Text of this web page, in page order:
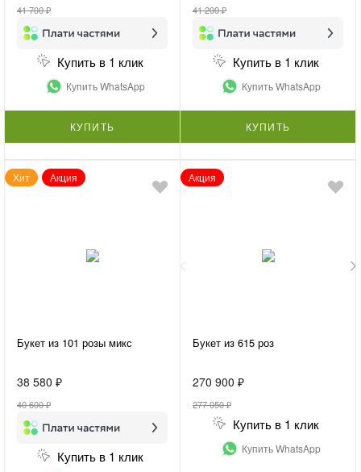
41 700 ₽
Купить в 1 клик
Купить WhatsApp
КУПИТЬ
41 200 ₽
Купить в 1 клик
Купить WhatsApp
КУПИТЬ
Хит Акция
Букет из 101 розы микс
38 580 ₽
40 600 ₽
Купить в 1 клик
Акция
Букет из 615 роз
270 900 ₽
277 050 ₽
Купить в 1 клик
Купить WhatsApp